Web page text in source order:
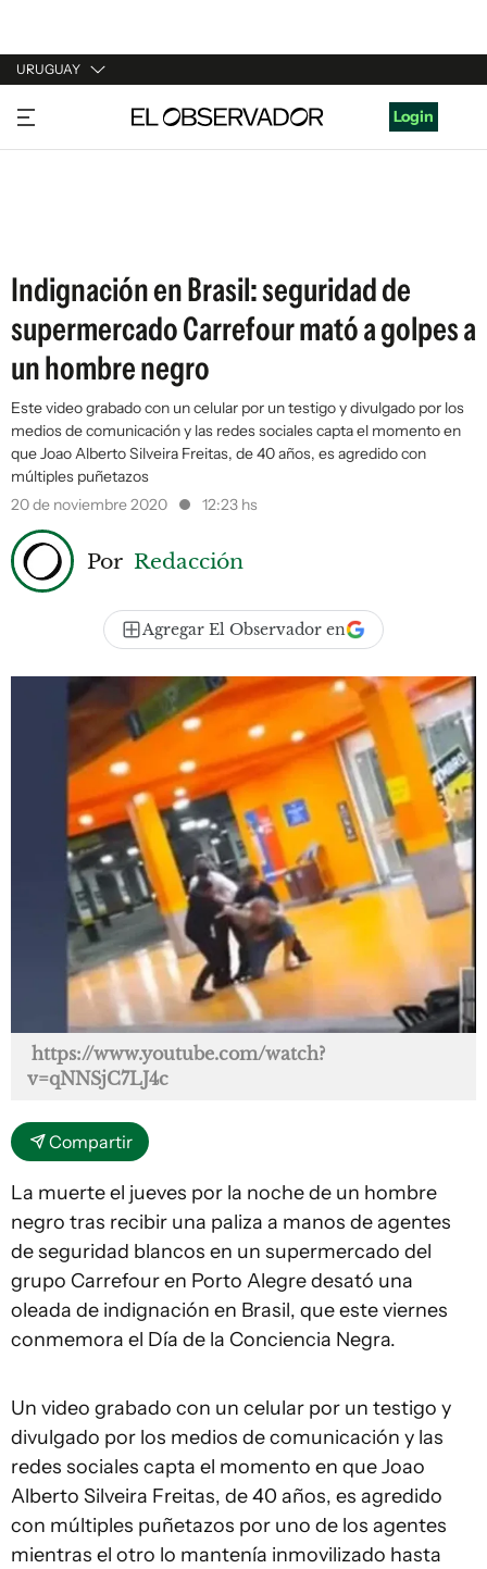
URUGUAY
URUGUAY
ARGENTINA
Login
Indignación en Brasil: seguridad de
supermercado Carrefour mató a golpes a
un hombre negro
Este video grabado con un celular por un testigo y divulgado por los
medios de comunicación y las redes sociales capta el momento en
que Joao Alberto Silveira Freitas, de 40 años, es agredido con
múltiples puñetazos
20 de noviembre 2020
12:23 hs
Por Redacción
Agregar El Observador en
https://www.youtube.com/watch?
v=qNNSjC7LJ4c
Compartir
La muerte el jueves por la noche de un hombre
negro tras recibir una paliza a manos de agentes
de seguridad blancos en un supermercado del
grupo Carrefour en Porto Alegre desató una
oleada de indignación en Brasil, que este viernes
conmemora el Día de la Conciencia Negra.
Un video grabado con un celular por un testigo y
divulgado por los medios de comunicación y las
redes sociales capta el momento en que Joao
Alberto Silveira Freitas, de 40 años, es agredido
con múltiples puñetazos por uno de los agentes
mientras el otro lo mantenía inmovilizado hasta